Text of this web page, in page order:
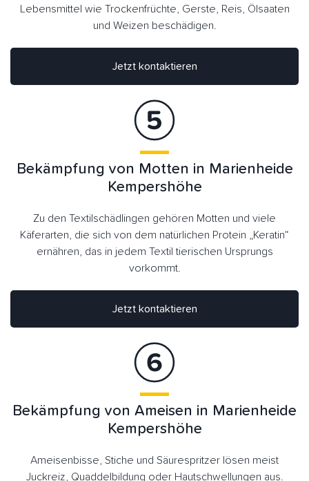
Jetzt kontaktieren
Lebensmittel wie Trockenfrüchte, Gerste, Reis, Ölsaaten
und Weizen beschädigen.
Bekämpfung von Motten in Marienheide
Kempershöhe
Zu den Textilschädlingen gehören Motten und viele
Käferarten, die sich von dem natürlichen Protein „Keratin“
ernähren, das in jedem Textil tierischen Ursprungs
vorkommt.
Jetzt kontaktieren
Bekämpfung von Ameisen in Marienheide
Kempershöhe
Ameisenbisse, Stiche und Säurespritzer lösen meist
Juckreiz, Quaddelbildung oder Hautschwellungen aus.